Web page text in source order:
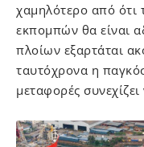
χαμηλότερο από ότι
εκπομπών θα είναι
πλοίων εξαρτάται
ταυτόχρονα η
μεταφορές